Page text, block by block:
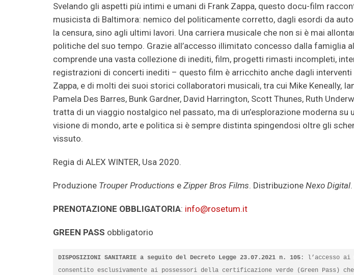
Svelando gli aspetti più intimi e umani di Frank Zappa, questo docu-film
musicista di Baltimora: nemico del politicamente corretto, dagli esordi da
la censura, sino agli ultimi lavori. Una carriera musicale che non si è mai
politiche del suo tempo. Grazie all’accesso illimitato concesso dalla famiglia
comprende una vasta collezione di inediti, film, progetti rimasti incompleti,
registrazioni di concerti inediti – questo film è arricchito anche dagli interventi
Zappa, e di molti dei suoi storici collaboratori musicali, tra cui Mike Keneally,
Pamela Des Barres, Bunk Gardner, David Harrington, Scott Thunes, Ruth
tratta di un viaggio nostalgico nel passato, ma di un’esplorazione moderna su
visione di mondo, arte e politica si è sempre distinta spingendosi oltre gli
vissuto.
Regia di ALEX WINTER, Usa 2020.
Produzione Trouper Productions e Zipper Bros Films. Distribuzione Nexo Digital.
PRENOTAZIONE OBBLIGATORIA: info@rosetum.it
GREEN PASS obbligatorio
DISPOSIZIONI SANITARIE a seguito del Decreto Legge 23.07.2021 n. 105 : l’accesso
consentito esclusivamente ai possessori della certificazione verde (Green Pass)